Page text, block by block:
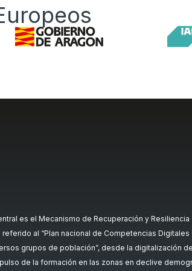
es el Mecanismo de Recuperación y Resiliencia
al “Plan nacional de Competencias Digitales
grupos de población”, desde la digitalización
de la formación en las zonas en declive